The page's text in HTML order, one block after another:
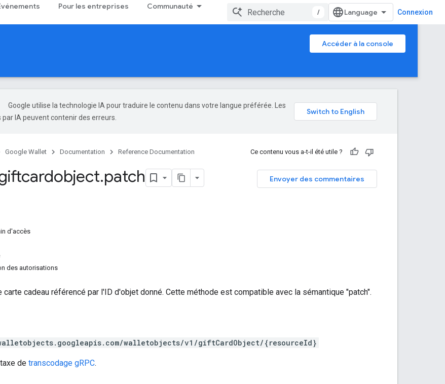
Pour les entreprises Communauté
/ Connexion
Accéder à la console
Google utilise la technologie IA pour traduire le contenu dans votre langue préférée. Les
par IA peuvent contenir des erreurs.
Google Wallet Documentation Reference Documentation Ce contenu vous a-t-il été utile ?
Envoyer des commentaires
.patch
d'accès
des autorisations
carte cadeau référencé par l'ID d'objet donné. Cette méthode est compatible avec la sémantique "patch".
walletobjects.googleapis.com/walletobjects/v1/giftCardObject/{resourceId}
de transcodage gRPC.